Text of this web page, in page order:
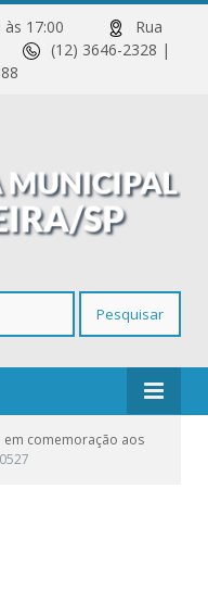
às 17:00
Rua
(12) 3646-2328 |
em comemoração aos